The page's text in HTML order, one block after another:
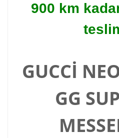
900 km
GUCCİ
GG